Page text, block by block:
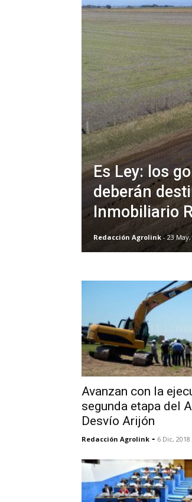
Es Ley: los
deberán
Inmobiliario
Redacción Agrolink - 23 May,
Avanzan con la
segunda etapa del
Desvío Arijón
Redacción Agrolink - 6 Dic, 2018